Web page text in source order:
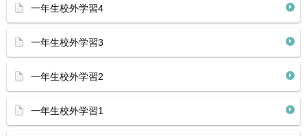
一年生校外学習4
一年生校外学習3
一年生校外学習2
一年生校外学習1